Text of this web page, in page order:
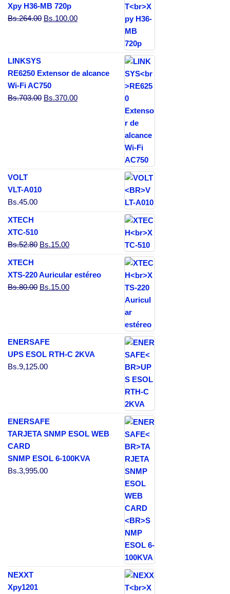
Xpy H36-MB 720p
Bs.264.00 El precio original era: Bs.264.00.
Bs.100.00El precio actual es: Bs.100.00.
LINKSYS
RE6250 Extensor de alcance
Wi-Fi AC750
Bs.703.00 El precio original era: Bs.703.00.
Bs.370.00El precio actual es: Bs.370.00.
VOLT
VLT-A010
Bs.45.00
XTECH
XTC-510
Bs.52.80 El precio original era: Bs.52.80.
Bs.15.00El precio actual es: Bs.15.00.
XTECH
XTS-220 Auricular estéreo
Bs.80.00 El precio original era: Bs.80.00.
Bs.15.00El precio actual es: Bs.15.00.
ENERSAFE
UPS ESOL RTH-C 2KVA
Bs.9,125.00
ENERSAFE
TARJETA SNMP ESOL WEB
CARD
SNMP ESOL 6-100KVA
Bs.3,995.00
NEXXT
Xpy1201